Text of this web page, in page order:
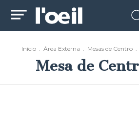
Início . Área Externa . Mesas de Centro .
Mesa de